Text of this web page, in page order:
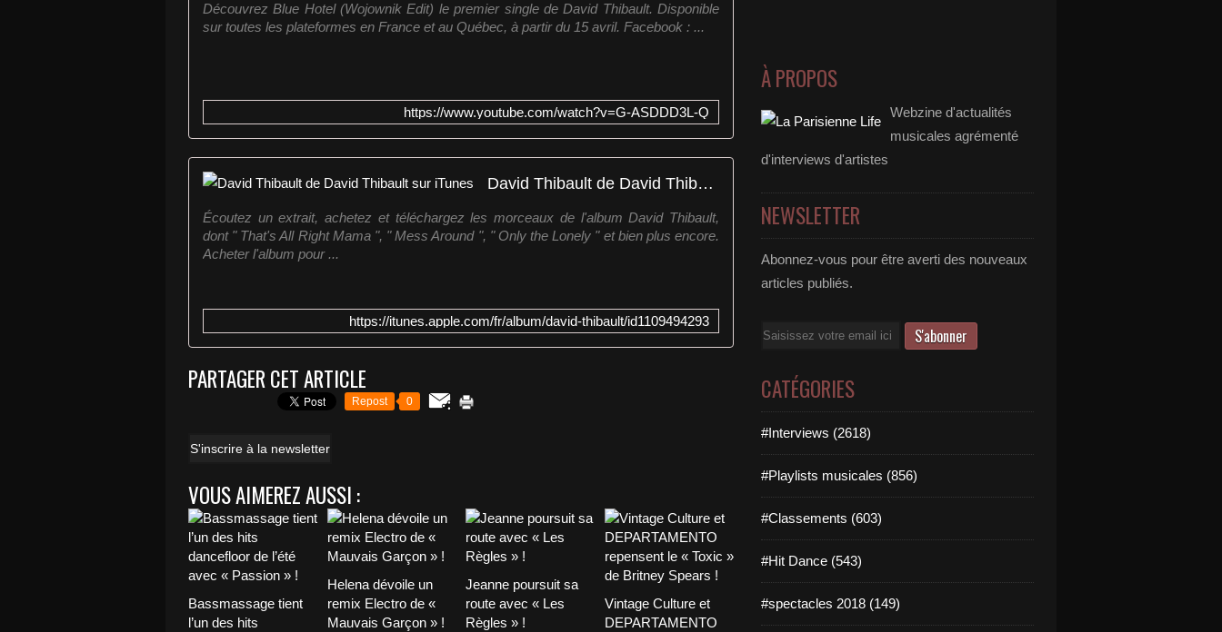
Découvrez Blue Hotel (Wojownik Edit) le premier single de David Thibault. Disponible
sur toutes les plateformes en France et au Québec, à partir du 15 avril. Facebook : ...
https://www.youtube.com/watch?v=G-ASDDD3L-Q
David Thibault de David Thibault sur iTunes
Écoutez un extrait, achetez et téléchargez les morceaux de l'album David Thibault,
dont " That's All Right Mama ", " Mess Around ", " Only the Lonely " et bien plus encore.
Acheter l'album pour ...
https://itunes.apple.com/fr/album/david-thibault/id1109494293
PARTAGER CET ARTICLE
Repost 0
S'inscrire à la newsletter
VOUS AIMEREZ AUSSI :
Bassmassage tient
l’un des hits
Helena dévoile un
remix Electro de «
Mauvais Garçon » !
Jeanne poursuit sa
route avec « Les
Règles » !
Vintage Culture et
DEPARTAMENTO
À PROPOS
Webzine d'actualités
musicales agrémenté
d'interviews d'artistes
NEWSLETTER
Abonnez-vous pour être averti des nouveaux
articles publiés.
Email
CATÉGORIES
#Interviews (2618)
#Playlists musicales (856)
#Classements (603)
#Hit Dance (543)
#spectacles 2018 (149)